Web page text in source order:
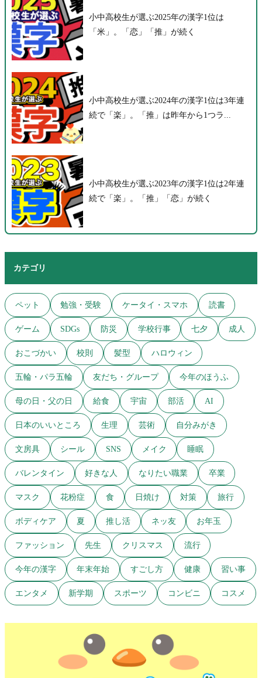
小中高校生が選ぶ2025年の漢字1位は
「米」。「恋」「推」が続く
小中高校生が選ぶ2024年の漢字1位は3年連
続で「楽」。「推」は昨年から1つラ...
小中高校生が選ぶ2023年の漢字1位は2年連
続で「楽」。「推」「恋」が続く
カテゴリ
ペット 勉強・受験 ケータイ・スマホ 読書
ゲーム SDGs 防災 学校行事 七夕 成人
おこづかい 校則 髪型 ハロウィン
五輪・パラ五輪 友だち・グループ 今年のほうふ
母の日・父の日 給食 宇宙 部活 AI
日本のいいところ 生理 芸術 自分みがき
文房具 シール SNS メイク 睡眠
バレンタイン 好きな人 なりたい職業 卒業
マスク 花粉症 食 日焼け 対策 旅行
ボディケア 夏 推し活 ネッ友 お年玉
ファッション 先生 クリスマス 流行
今年の漢字 年末年始 すごし方 健康 習い事
エンタメ 新学期 スポーツ コンビニ コスメ